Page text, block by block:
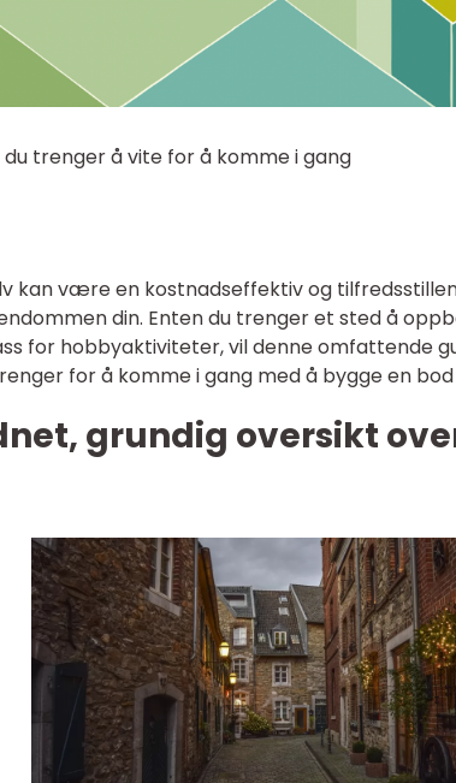
du trenger å vite for å komme i gang
kan være en kostnadseffektiv og
din. Enten du trenger et sted å
for hobbyaktiviteter, vil denne omfattende
for å komme i gang med å bygge en bod
grundig oversikt